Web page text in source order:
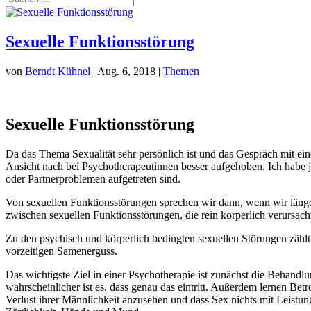
Sexuelle Funktionsstörung
von Berndt Kühnel | Aug. 6, 2018 | Themen
Sexuelle Funktionsstörung
Da das Thema Sexualität sehr persönlich ist und das Gespräch mit
Ansicht nach bei Psychotherapeutinnen besser aufgehoben. Ich
oder Partnerproblemen aufgetreten sind.
Von sexuellen Funktionsstörungen sprechen wir dann, wenn wir
zwischen sexuellen Funktionsstörungen, die rein körperlich
Zu den psychisch und körperlich bedingten sexuellen Störungen
vorzeitigen Samenerguss.
Das wichtigste Ziel in einer Psychotherapie ist zunächst die
wahrscheinlicher ist es, dass genau das eintritt. Außerdem lernen
Verlust ihrer Männlichkeit anzusehen und dass Sex nichts mit